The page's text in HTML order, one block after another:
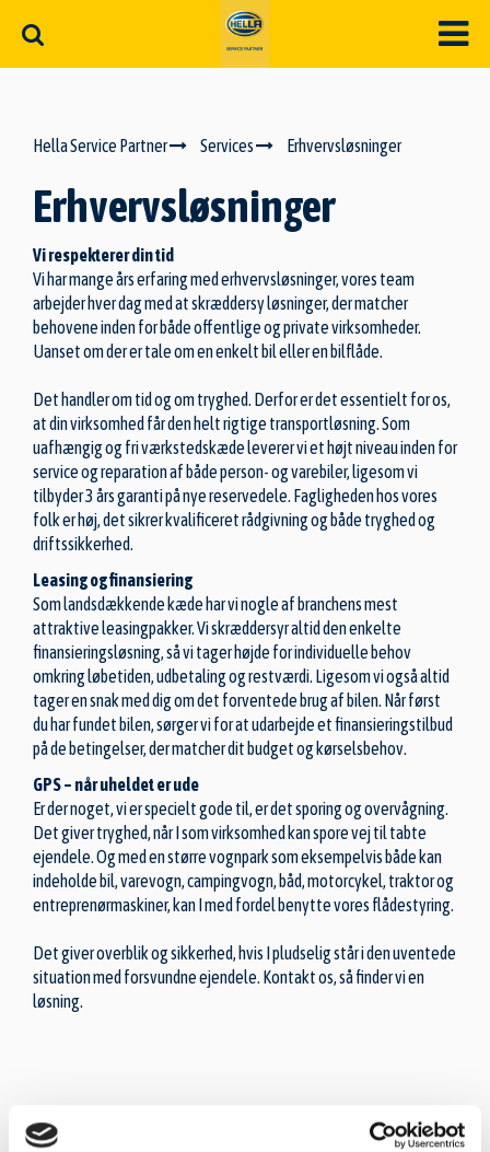
Hella Service Partner Services Erhvervsløsninger
Erhvervsløsninger
Vi respekterer din tid
Vi har mange års erfaring med erhvervsløsninger, vores team
arbejder hver dag med at skræddersy løsninger, der matcher
behovene inden for både offentlige og private virksomheder.
Uanset om der er tale om en enkelt bil eller en bilflåde.
Det handler om tid og om tryghed. Derfor er det essentielt for os,
at din virksomhed får den helt rigtige transportløsning. Som
uafhængig og fri værkstedskæde leverer vi et højt niveau inden for
service og reparation af både person- og varebiler, ligesom vi
tilbyder 3 års garanti på nye reservedele. Fagligheden hos vores
folk er høj, det sikrer kvalificeret rådgivning og både tryghed og
driftssikkerhed.
Leasing og finansiering
Som landsdækkende kæde har vi nogle af branchens mest
attraktive leasingpakker. Vi skræddersyr altid den enkelte
finansieringsløsning, så vi tager højde for individuelle behov
omkring løbetiden, udbetaling og restværdi. Ligesom vi også altid
tager en snak med dig om det forventede brug af bilen. Når først
du har fundet bilen, sørger vi for at udarbejde et finansieringstilbud
på de betingelser, der matcher dit budget og kørselsbehov.
GPS – når uheldet er ude
Er der noget, vi er specielt gode til, er det sporing og overvågning.
Det giver tryghed, når I som virksomhed kan spore vej til tabte
ejendele. Og med en større vognpark som eksempelvis både kan
indeholde bil, varevogn, campingvogn, båd, motorcykel, traktor og
entreprenørmaskiner, kan I med fordel benytte vores flådestyring.
Det giver overblik og sikkerhed, hvis I pludselig står i den uventede
situation med forsvundne ejendele. Kontakt os, så finder vi en
løsning.